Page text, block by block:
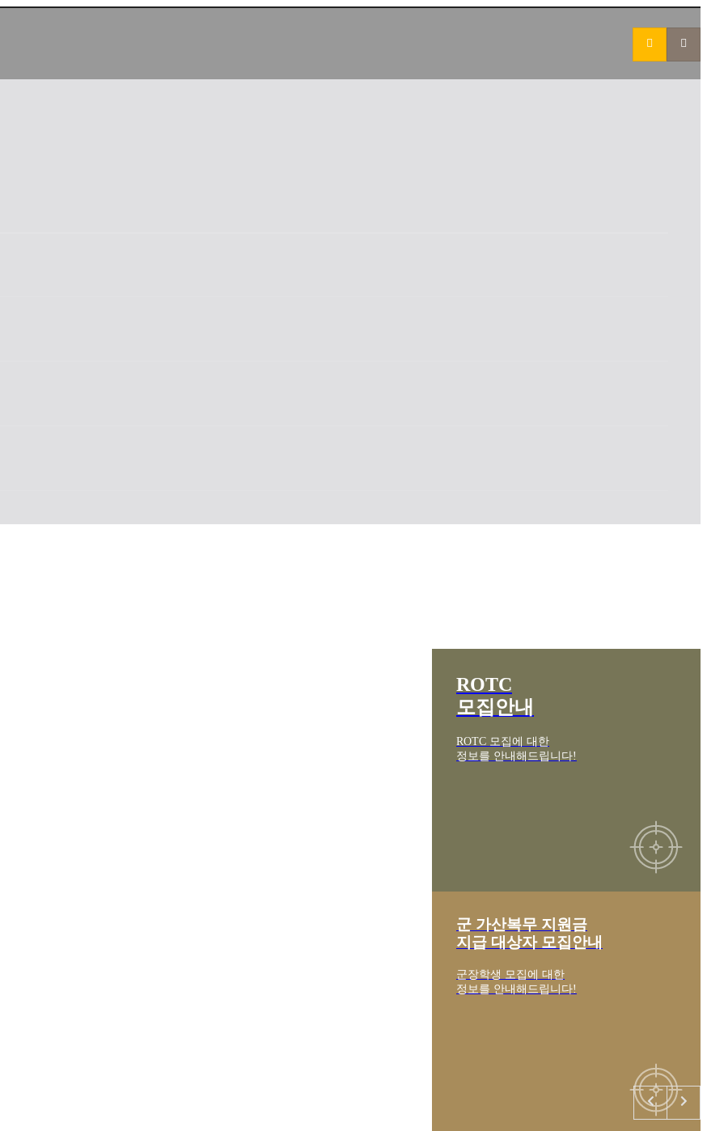
ROTC
모집안내
ROTC 모집에 대한
정보를 안내해드립니다!
군 가산복무 지원금
지급 대상자 모집안내
군장학생 모집에 대한
정보를 안내해드립니다!